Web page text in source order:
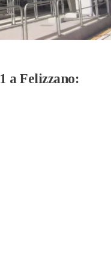
a Felizzano: